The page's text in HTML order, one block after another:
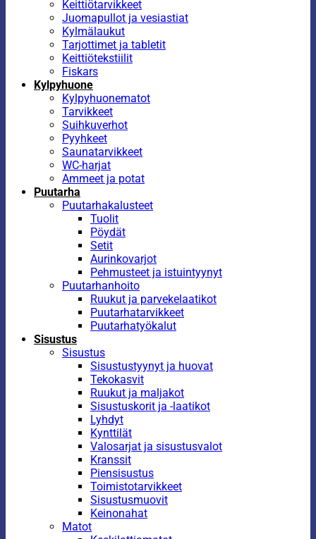
Keittiötarvikkeet
Juomapullot ja vesiastiat
Kylmälaukut
Tarjottimet ja tabletit
Keittiötekstiilit
Fiskars
Kylpyhuone
Kylpyhuonematot
Tarvikkeet
Suihkuverhot
Pyyhkeet
Saunatarvikkeet
WC-harjat
Ammeet ja potat
Puutarha
Puutarhakalusteet
Tuolit
Pöydät
Setit
Aurinkovarjot
Pehmusteet ja istuintyynyt
Puutarhanhoito
Ruukut ja parvekelaatikot
Puutarhatarvikkeet
Puutarhatyökalut
Sisustus
Sisustus
Sisustustyynyt ja huovat
Tekokasvit
Ruukut ja maljakot
Sisustuskorit ja -laatikot
Lyhdyt
Kynttilät
Valosarjat ja sisustusvalot
Kranssit
Piensisustus
Toimistotarvikkeet
Sisustusmuovit
Keinonahat
Matot